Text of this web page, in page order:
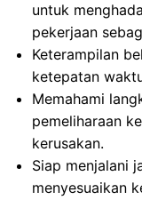
untuk
pekerjaan
Keterampilan
ketepatan
Memahami
pemeliharaan
kerusakan.
Siap menjalani
menyesuaikan